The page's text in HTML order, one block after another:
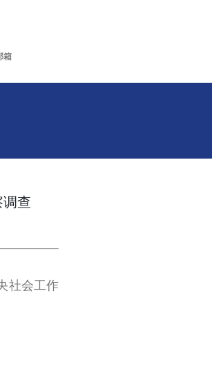
箱
调查
社会工作